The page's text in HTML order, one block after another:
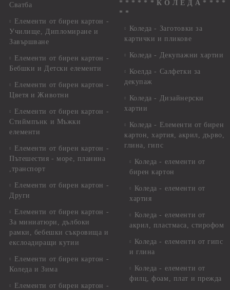
Сватба
Елементи от бирен картон -
Училище, Дипломиране и
Завършване
Елементи от бирен картон -
Бебшки и Детски елементи
Елементи от бирен картон -
Цветя и Животни
Елементи от бирен картон -
Стиймпънк и Мъжки
елементи
Елементи от бирен картон -
Пътешестия - море, планина
,транспорт
Елементи от бирен картон -
Други
Елементи от бирен картон -
За миниатюри, дълбоки
рамки, бебешки съкровища и
екслоадиращи кутии
Елементи от бирен картон -
Коледа и Зима
Елементи от бирен картон -
* * * * * * К О Л Е Д А * * * *
* *
Коледа - Заготовки за
картички и пликове
Коледа - Декупажни хартии
Коелда - Салфетки за
декупаж
Коледа - Дизайнерски
хартии
Коледа - Eлементи от бирен
картон, хартия, акрил, дърво,
глина, гипс
Коледа - елементи от
бирен картон
Коледа - елементи от
хартия
Коледа - елементи от
акрил, пластмаса, стирофом
Коледа - елементи от гипс
и глина
Коледа - елементи от
филц, фоам, плат и прежда